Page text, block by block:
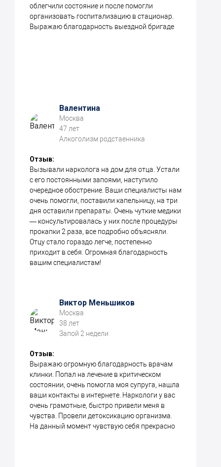
облегчили состояние и после помогли
организовать госпитализацию в стационар.
Выражаю благодарность выездной бригаде
Валентина
Москва
47 лет
Алкоголизм родстаенника
Отзыв:
Вызывали нарколога на дом для отца. Устали
с его постоянными запоями, наступило
очередное обострение. Ваши специалисты нам
очень помогли, поставили капельницу, на три
дня оставили препараты. Очень чуткие медики
— консультировалась у них после процедуры
прокапки 2 раза, все подробно объясняли.
Отцу стало гораздо легче, постепенно
приходит в себя. Огромная благодарность
вашим специалистам!
Виктор Меньшиков
Москва
38 лет
Запой 2 недели
Отзыв:
Выражаю огромную благодарность врачам
клинки. Попал на лечение в критическом
состоянии, очень помогла моя супруга, нашла
ваши контакты в интернете. Наркологи у вас
очень грамотные, быстро привели меня в
чувства. Провели детоксикацию организма.
На данный момент чувствую себя прекрасно